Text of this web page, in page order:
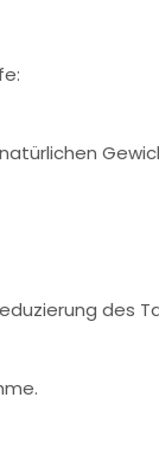
des